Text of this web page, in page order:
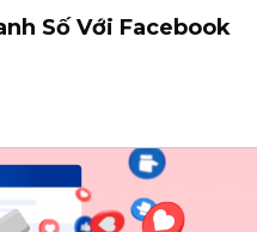
Số Với Facebook